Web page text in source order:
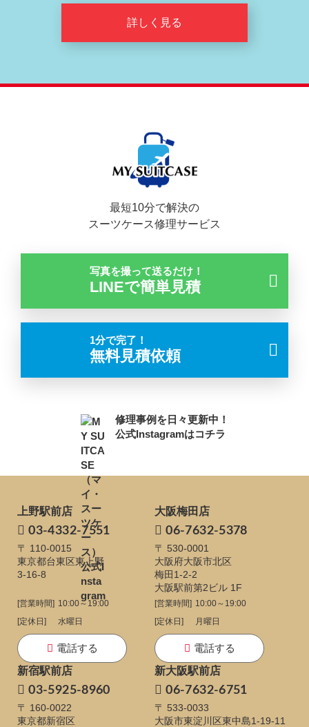
詳しく見る
最短10分で解決の
スーツケース修理サービス
写真を撮って送るだけ！
LINEで簡単見積
1分で完了！
無料見積依頼
修理事例を日々更新中！
公式Instagramはコチラ
上野駅前店
03-4332-7551
〒 110-0015
東京都台東区東上野
3-16-8
[営業時間] 10:00～19:00
[定休日]
水曜日
電話する
大阪梅田店
06-7632-5378
〒 530-0001
大阪府大阪市北区
梅田1-2-2
大阪駅前第2ビル 1F
[営業時間] 10:00～19:00
[定休日]
月曜日
電話する
新宿駅前店
03-5925-8960
〒 160-0022
東京都新宿区
新大阪駅前店
06-7632-6751
〒 533-0033
大阪市東淀川区東中島1-19-11